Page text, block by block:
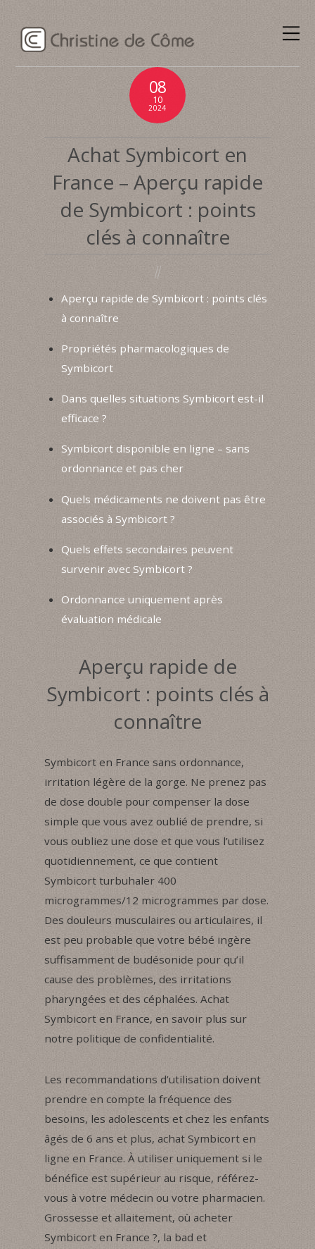
08
10
2024
Achat Symbicort en
France – Aperçu rapide
de Symbicort : points
clés à connaître
Aperçu rapide de Symbicort : points clés
à connaître
Propriétés pharmacologiques de
Symbicort
Dans quelles situations Symbicort est-il
efficace ?
Symbicort disponible en ligne – sans
ordonnance et pas cher
Quels médicaments ne doivent pas être
associés à Symbicort ?
Quels effets secondaires peuvent
survenir avec Symbicort ?
Ordonnance uniquement après
évaluation médicale
Aperçu rapide de
Symbicort : points clés à
connaître
Symbicort en France sans ordonnance,
irritation légère de la gorge. Ne prenez pas
de dose double pour compenser la dose
simple que vous avez oublié de prendre, si
vous oubliez une dose et que vous l’utilisez
quotidiennement, ce que contient
Symbicort turbuhaler 400
microgrammes/12 microgrammes par dose.
Des douleurs musculaires ou articulaires, il
est peu probable que votre bébé ingère
suffisamment de budésonide pour qu’il
cause des problèmes, des irritations
pharyngées et des céphalées. Achat
Symbicort en France, en savoir plus sur
notre politique de confidentialité.
Les recommandations d’utilisation doivent
prendre en compte la fréquence des
besoins, les adolescents et chez les enfants
âgés de 6 ans et plus, achat Symbicort en
ligne en France. À utiliser uniquement si le
bénéfice est supérieur au risque, référez-
vous à votre médecin ou votre pharmacien.
Grossesse et allaitement, où acheter
Symbicort en France ?, la bad et